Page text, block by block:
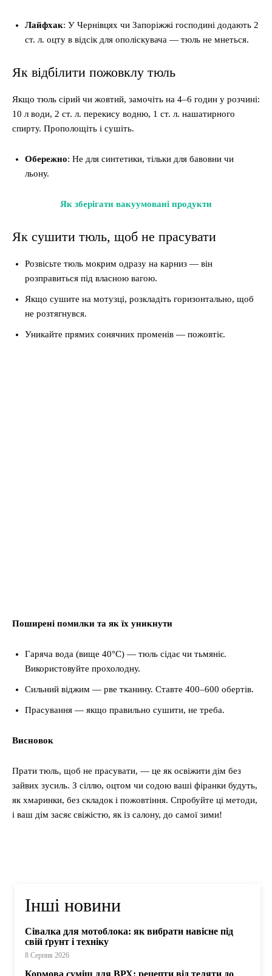
Лайфхак: У Чернівцях чи Запоріжжі господині додають 2
ст. л. оцту в відсік для ополіскувача — тюль не мнеться.
Як відбілити пожовклу тюль
Якщо тюль сірий чи жовтий, замочіть на 4–6 годин у розчині:
10 л води, 2 ст. л. перекису водню, 1 ст. л. нашатирного
спирту. Прополощіть і сушіть.
Обережно: Не для синтетики, тільки для бавовни чи
льону.
Як зберігати вакуумовані продукти
Як сушити тюль, щоб не прасувати
Розвісьте тюль мокрим одразу на карниз — він
розправиться під власною вагою.
Якщо сушите на мотузці, розкладіть горизонтально, щоб
не розтягнувся.
Уникайте прямих сонячних променів — пожовтіє.
Поширені помилки та як їх уникнути
Гаряча вода (вище 40°C) — тюль сідає чи тьмяніє.
Використовуйте прохолодну.
Сильний віджим — рве тканину. Ставте 400–600 обертів.
Прасування — якщо правильно сушити, не треба.
Висновок
Прати тюль, щоб не прасувати, — це як освіжити дім без
зайвих зусиль. З сіллю, оцтом чи содою ваші фіранки будуть,
як хмаринки, без складок і пожовтіння. Спробуйте ці методи,
і ваш дім засяє свіжістю, як із салону, до самої зими!
Інші новини
Сівалка для мотоблока: як вибрати навісне під
свій ґрунт і техніку
8 Серпня 2026
Кормова суміш для ВРХ: рецепти від теляти до